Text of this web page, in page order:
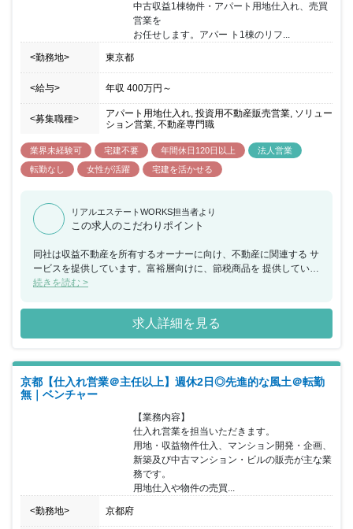
中古収益1棟物件・アパート用地仕入れ、売買
営業を
お任せします。アパー ト1棟のリフ...
<勤務地> 東京都
<給与> 年収 400万円 ～
<募集職種>
アパート用地仕入れ, 投資用不動産販売営業, ソリュー
ション営業, 不動産専門職
業界未経験可 宅建不要 年間休日120日以上
法人営業
転勤なし
女性が活躍 宅建を活かせる
リアルエステートWORKS担当者より
この求人のこだわりポイント
同社は収益不動産を所有するオーナーに向け、不動産に関連する サ
ービスを提供しています。富裕層向けに、節税商品を 提供している
ため、投資商品のように景気影響を受けにくく、 順調に売上伸長中
部長、31才男性（中途入社）、 他20代メンバー3名と新卒メンバー
2名で構成されています。 入社後はOJTで先輩の補助に入っていた
だき、慣れてきたら 入社半年頃よりオーナー様をお一人で担当頂き
うに 景気影響を受けにくく、順調に売上伸長中です。 残業も推奨
しないため、働きやすい環境です。 （全社平均：9時間/月の残業時
間※昨年実績） 代表による三方良しの考え方を大切にしており、顧
客のみならず 同社社員のことも考えた経営をしております。
続きを読む >
求人詳細を見る
京都【仕入れ営業＠主任以上】週休2日◎先進的な風土＠転勤
無｜ベンチャー
【業務内容】
仕入れ営業を担当いただきます。
用地・収益物件仕入、マンション開発・企画、
新築及び中古マンション・ビルの販売が主な業
務です。
用地仕入や物件の売買...
<勤務地> 京都府